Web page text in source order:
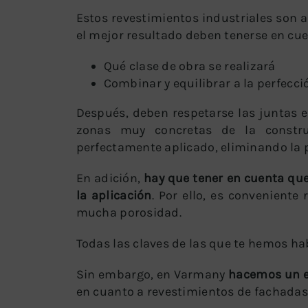
Estos revestimientos industriales son
el mejor resultado deben tenerse en
Qué clase de obra se realizará
Combinar y equilibrar a la
Después, deben respetarse las
zonas muy concretas de la
perfectamente aplicado, eliminando la
En adición, hay que tener en cuenta
la aplicación. Por ello, es
mucha porosidad.
Todas las claves de las que te hemos
Sin embargo, en Varmany hacemos un
en cuanto a revestimientos de